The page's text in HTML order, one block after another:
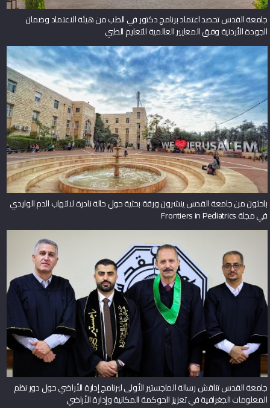
جامعة القدس تحصد اعتماد برنامج دكتور في الطب من هيئة الاعتماد وضمان
الجودة الأردنية وفق المعايير العالمية للتعليم الطبي
باحثون من جامعة القدس ينشرون ورقة بحثية حول حالة نادرة لالتهاب الدم الوليدي
في مجلة Frontiers in Pediatrics
جامعة القدس تناقش رسالة الماجستير الأولى لبرنامج إدارة الأراضي حول دور نظم
المعلومات الجغرافية في تعزيز الحوكمة المكانية وإدارة الأراضي